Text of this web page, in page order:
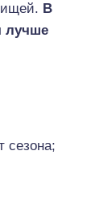
В
лучше
сезона;